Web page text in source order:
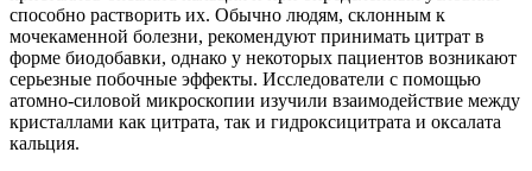
способно растворить их. Обычно людям, склонным к
мочекаменной болезни, рекомендуют принимать цитрат в
форме биодобавки, однако у некоторых пациентов возникают
серьезные побочные эффекты. Исследователи с помощью
атомно-силовой микроскопии изучили взаимодействие между
кристаллами как цитрата, так и гидроксицитрата и оксалата
кальция.